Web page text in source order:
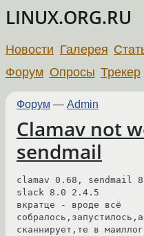
LINUX.ORG.RU
Новости Галерея
Форум Опросы Трекер
Форум — Admin
Clamav not
sendmail
clamav 0.68, sendmail
slack 8.0 2.4.5
вкратце - вроде всё
сканнирует,те в